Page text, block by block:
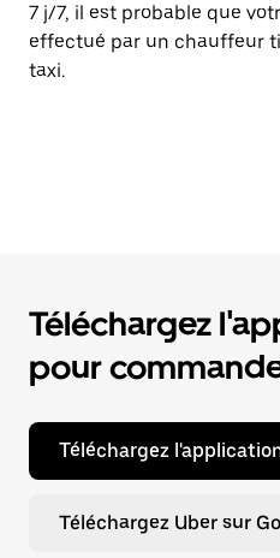
7 j/7, il est probable que
effectué par un chauffeur
taxi.
Téléchargez
pour
Téléchargez
Téléchargez Uber sur